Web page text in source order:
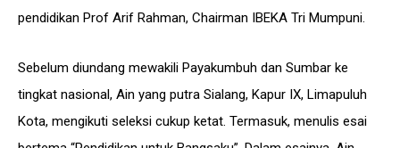
pendidikan Prof Arif Rahman, Chairman IBEKA Tri Mumpuni.
Sebelum diundang mewakili Payakumbuh dan Sumbar ke
tingkat nasional, Ain yang putra Sialang, Kapur IX, Limapuluh
Kota, mengikuti seleksi cukup ketat. Termasuk, menulis esai